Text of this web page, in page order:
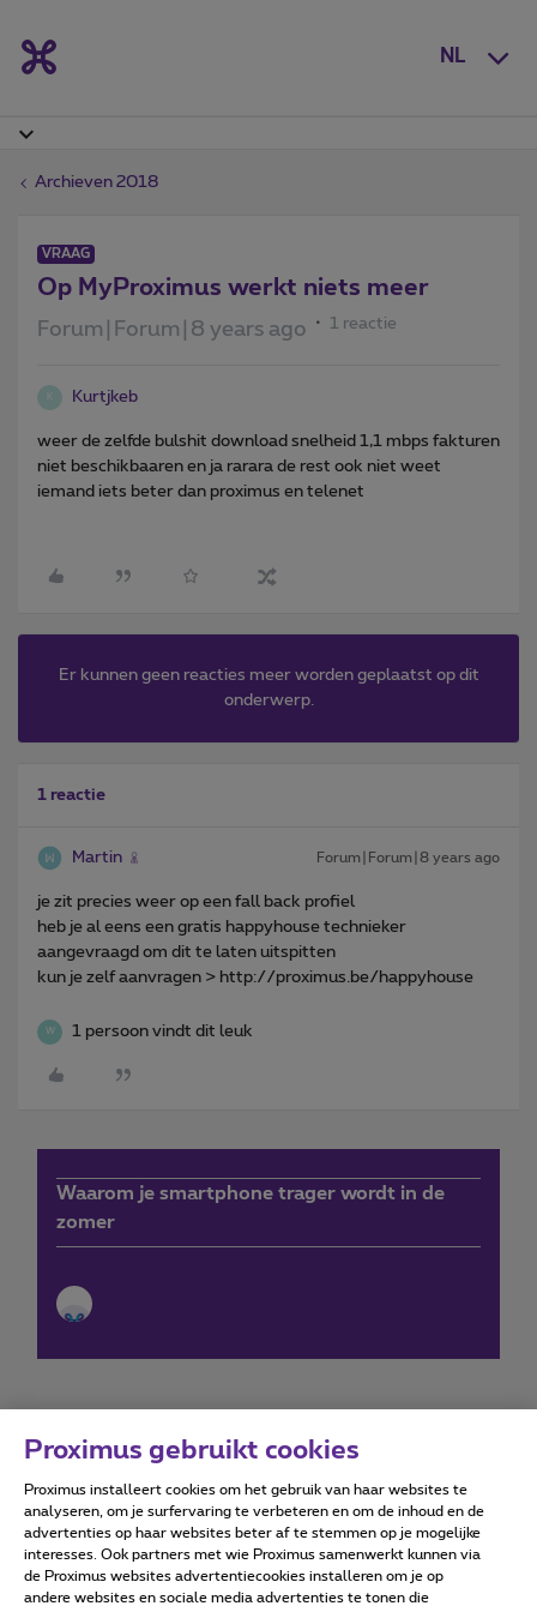
NL
Archieven 2018
VRAAG
Op MyProximus werkt niets meer
Forum|Forum|8 years ago 1 reactie
K Kurtjkeb
weer de zelfde bulshit download snelheid 1,1 mbps fakturen
niet beschikbaaren en ja rarara de rest ook niet weet
iemand iets beter dan proximus en telenet
Er kunnen geen reacties meer worden geplaatst op dit
onderwerp.
1 reactie
Martin Forum|Forum|8 years ago
je zit precies weer op een fall back profiel
heb je al eens een gratis happyhouse technieker
aangevraagd om dit te laten uitspitten
kun je zelf aanvragen > http://proximus.be/happyhouse
W 1 persoon vindt dit leuk
Waarom je smartphone trager wordt in de
zomer
Forumvoorwaarden Accessibility statement
Proximus gebruikt cookies
Proximus installeert cookies om het gebruik van haar websites te
analyseren, om je surfervaring te verbeteren en om de inhoud en de
advertenties op haar websites beter af te stemmen op je mogelijke
interesses. Ook partners met wie Proximus samenwerkt kunnen via
de Proximus websites advertentiecookies installeren om je op
andere websites en sociale media advertenties te tonen die